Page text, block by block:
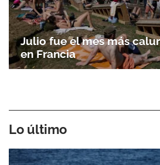
Julio fue el mes más
en Francia
Lo último